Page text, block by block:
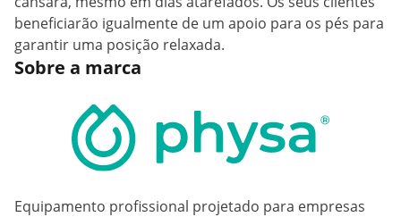
beneficiarão igualmente de um apoio para os pés para
garantir uma posição relaxada.
Sobre a marca
Equipamento profissional projetado para empresas